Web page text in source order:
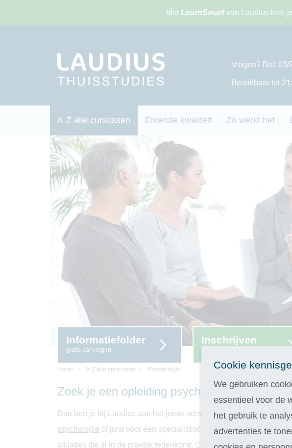
Met LearnSmartvan Laudius leer
Vragen? Bel: 03/
Bereikbaar tot
A-Z alle cursussen Erkende kwaliteit Zo werkt het
Informatiefolder
gratis aanvragen
Inschrijven
14 dagen proberen
Home A-Z alle cursussen Psychologie
Zoek je een opleiding psychologie die jou
Dan ben je bij Laudius aan het juiste adres. Of je nu kiest voor
psychologie of juist voor een specialistische opleiding zoals
situaties die jij in de praktijk tegenkomt. Geen ballast of zware
Cookie
We gebruiken
essentieel voor de
het gebruik te
advertenties te